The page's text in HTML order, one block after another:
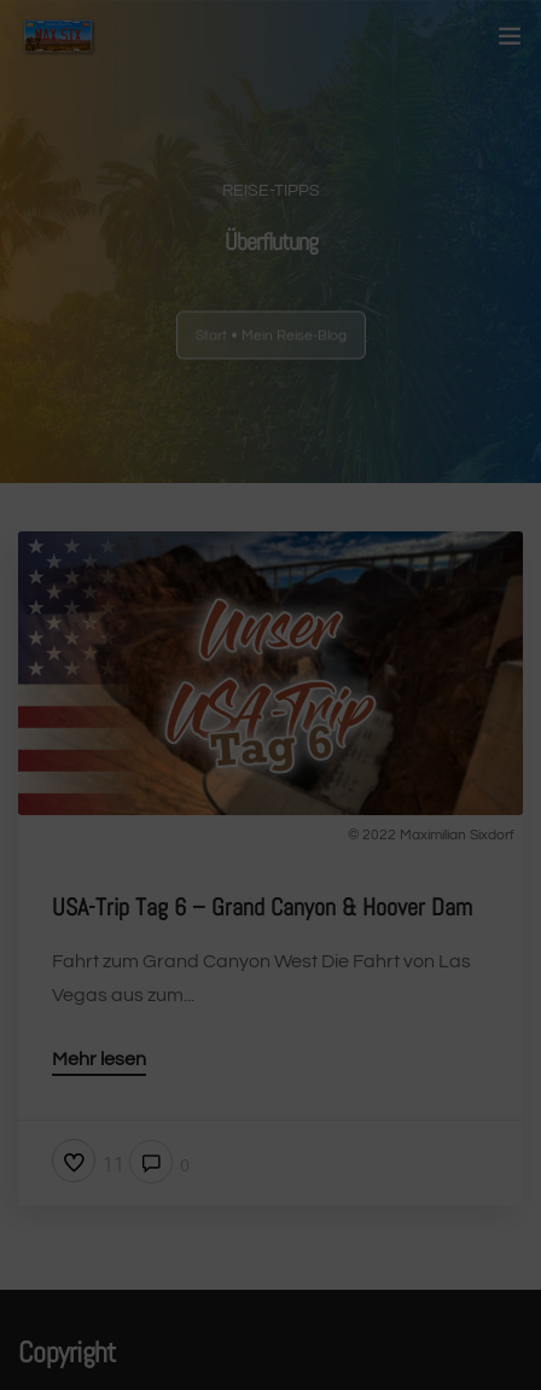
REISE-TIPPS
Überflutung
Start Mein Reise-Blog
© 2022 Maximilian Sixdorf
USA-Trip Tag 6 – Grand Canyon & Hoover Dam
Fahrt zum Grand Canyon West Die Fahrt von Las
Vegas aus zum...
Mehr lesen
Copyright